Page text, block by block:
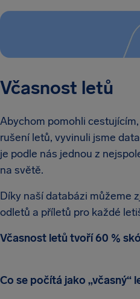
Včasnost letů
Abychom pomohli
rušení letů, vyvinuli jsme
je podle nás jednou z
na světě.
Díky naší databázi můžeme
odletů a příletů pro každé
Včasnost letů tvoří 60 %
Co se počítá jako „včasný“